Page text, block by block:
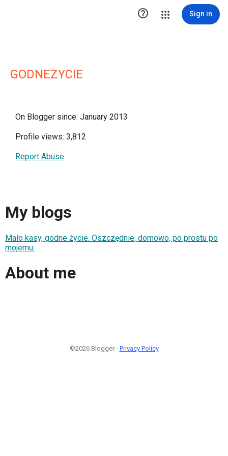
 Sign in
GODNEZYCIE
On Blogger since: January 2013
Profile views: 3,812
Report Abuse
My blogs
Mało kasy, godne życie. Oszczędnie, domowo, po prostu po
mojemu.
About me
©2026 Blogger - Privacy Policy